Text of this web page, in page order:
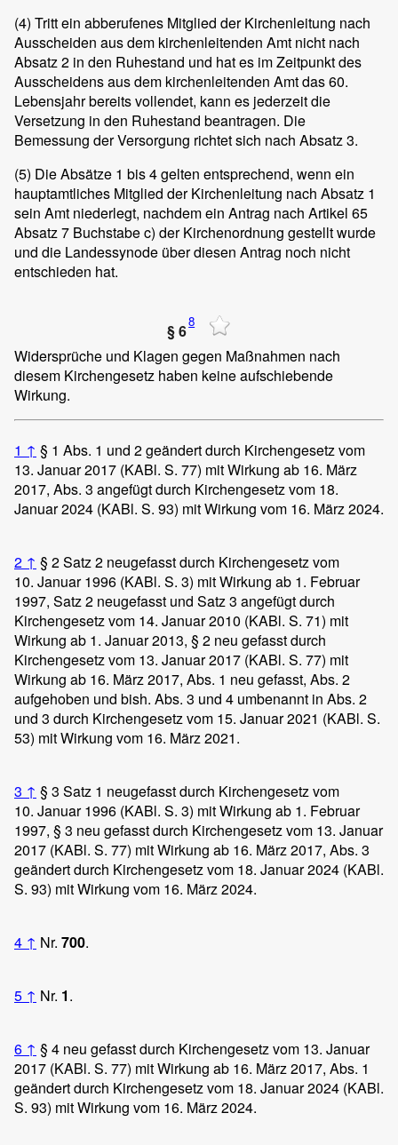
(4) Tritt ein abberufenes Mitglied der Kirchenleitung nach
Ausscheiden aus dem kirchenleitenden Amt nicht nach
Absatz 2 in den Ruhestand und hat es im Zeitpunkt des
Ausscheidens aus dem kirchenleitenden Amt das 60.
Lebensjahr bereits vollendet, kann es jederzeit die
Versetzung in den Ruhestand beantragen. Die
Bemessung der Versorgung richtet sich nach Absatz 3.
(5) Die Absätze 1 bis 4 gelten entsprechend, wenn ein
hauptamtliches Mitglied der Kirchenleitung nach Absatz 1
sein Amt niederlegt, nachdem ein Antrag nach Artikel 65
Absatz 7 Buchstabe c) der Kirchenordnung gestellt wurde
und die Landessynode über diesen Antrag noch nicht
entschieden hat.
§ 68
Widersprüche und Klagen gegen Maßnahmen nach
diesem Kirchengesetz haben keine aufschiebende
Wirkung.
1 ↑ § 1 Abs. 1 und 2 geändert durch Kirchengesetz vom
13. Januar 2017 (KABl. S. 77) mit Wirkung ab 16. März
2017, Abs. 3 angefügt durch Kirchengesetz vom 18.
Januar 2024 (KABl. S. 93) mit Wirkung vom 16. März 2024.
2 ↑ § 2 Satz 2 neugefasst durch Kirchengesetz vom
10. Januar 1996 (KABl. S. 3) mit Wirkung ab 1. Februar
1997, Satz 2 neugefasst und Satz 3 angefügt durch
Kirchengesetz vom 14. Januar 2010 (KABl. S. 71) mit
Wirkung ab 1. Januar 2013, § 2 neu gefasst durch
Kirchengesetz vom 13. Januar 2017 (KABl. S. 77) mit
Wirkung ab 16. März 2017, Abs. 1 neu gefasst, Abs. 2
aufgehoben und bish. Abs. 3 und 4 umbenannt in Abs. 2
und 3 durch Kirchengesetz vom 15. Januar 2021 (KABl. S.
53) mit Wirkung vom 16. März 2021.
3 ↑ § 3 Satz 1 neugefasst durch Kirchengesetz vom
10. Januar 1996 (KABl. S. 3) mit Wirkung ab 1. Februar
1997, § 3 neu gefasst durch Kirchengesetz vom 13. Januar
2017 (KABl. S. 77) mit Wirkung ab 16. März 2017, Abs. 3
geändert durch Kirchengesetz vom 18. Januar 2024 (KABl.
S. 93) mit Wirkung vom 16. März 2024.
4 ↑ Nr. 700.
5 ↑ Nr. 1.
6 ↑ § 4 neu gefasst durch Kirchengesetz vom 13. Januar
2017 (KABl. S. 77) mit Wirkung ab 16. März 2017, Abs. 1
geändert durch Kirchengesetz vom 18. Januar 2024 (KABl.
S. 93) mit Wirkung vom 16. März 2024.